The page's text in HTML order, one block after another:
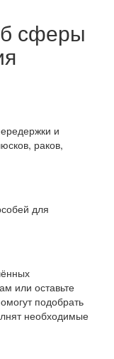
сферы
и
раков,
для
или оставьте
подобрать
необходимые